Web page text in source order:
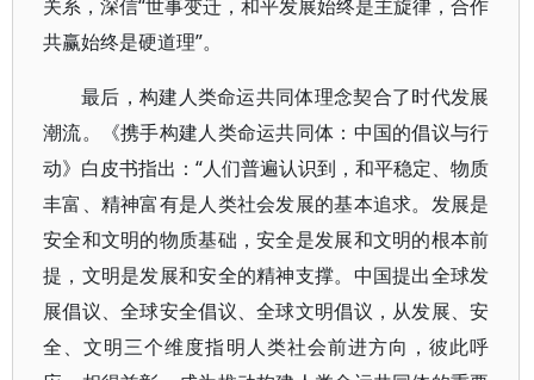
关系，深信“世事变迁，和平发展始终是主旋律，合作
共赢始终是硬道理”。
最后，构建人类命运共同体理念契合了时代发展
潮流。《携手构建人类命运共同体：中国的倡议与行
动》白皮书指出：“人们普遍认识到，和平稳定、物质
丰富、精神富有是人类社会发展的基本追求。发展是
安全和文明的物质基础，安全是发展和文明的根本前
提，文明是发展和安全的精神支撑。中国提出全球发
展倡议、全球安全倡议、全球文明倡议，从发展、安
全、文明三个维度指明人类社会前进方向，彼此呼